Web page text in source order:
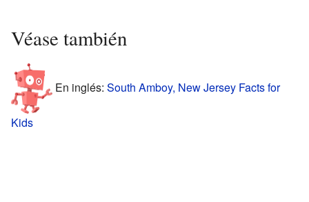
Véase también
En inglés: South Amboy, New Jersey Facts for
Kids